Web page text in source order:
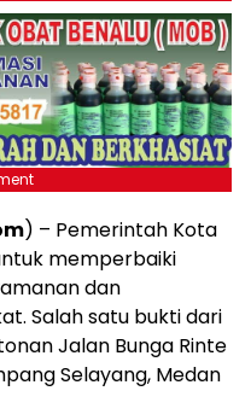
) – Pemerintah Kota
memperbaiki
dan
Salah satu bukti dari
Jalan Bunga Rinte
Selayang, Medan